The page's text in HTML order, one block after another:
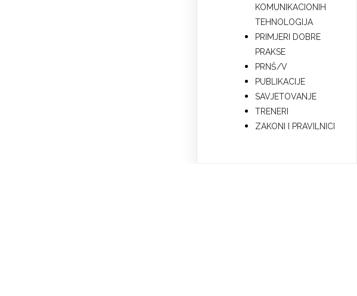
KOMUNIKACIONIH
TEHNOLOGIJA
PRIMJERI DOBRE
PRAKSE
PRNŠ/V
PUBLIKACIJE
SAVJETOVANJE
TRENERI
ZAKONI I PRAVILNICI